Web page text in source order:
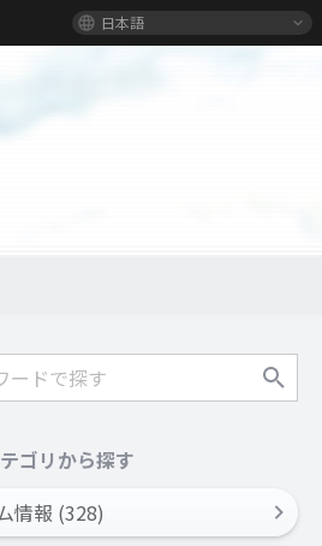
日本語
ゴリから探す
情報 (328)